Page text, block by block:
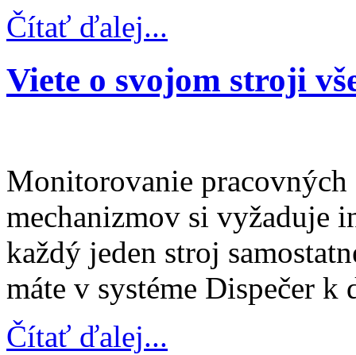
Čítať ďalej...
Viete o svojom stroji
Monitorovanie
mechanizmov si vyžaduje
každý jeden stroj
máte v systéme Dispečer k
Čítať ďalej...